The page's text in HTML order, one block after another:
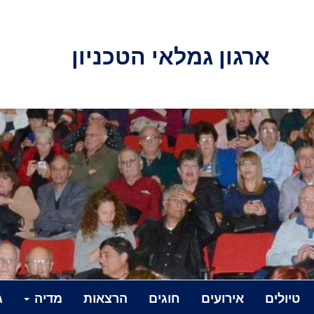
ארגון גמלאי הטכניון
טיולים אירועים חוגים הרצאות מדיה